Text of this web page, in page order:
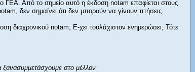
Από το σημείο αυτό η έκδοση notam επαφίεται στους
δεν σημαίνει ότι δεν μπορούν να γίνουν πτήσεις.
διαχρονικού notam; Ε-χει τουλάχιστον ενημερώσει; Τότε
στο μέλλον